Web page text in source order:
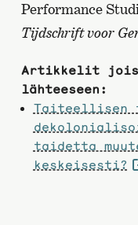
Performance
Tijdschrift voor
Artikkelit
lähteeseen:
Taiteellisen
taidetta
keskeisesti?